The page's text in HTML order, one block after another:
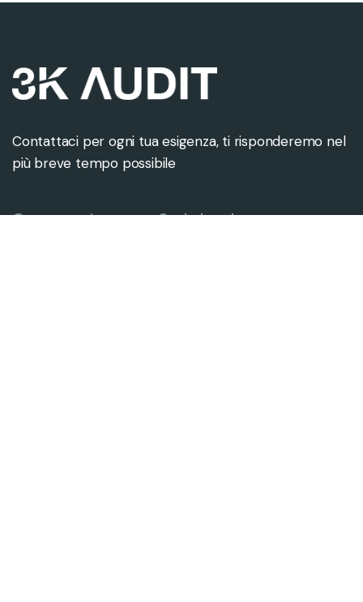
Contattaci per ogni tua esigenza, ti risponderemo nel
più breve tempo possibile
Contattaci Sede legale